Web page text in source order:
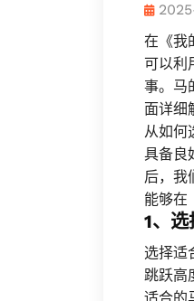
在《我
可以利
事。马
面详细
从如何
具备良
后，我
能够在
1、
选择适
跳跃高